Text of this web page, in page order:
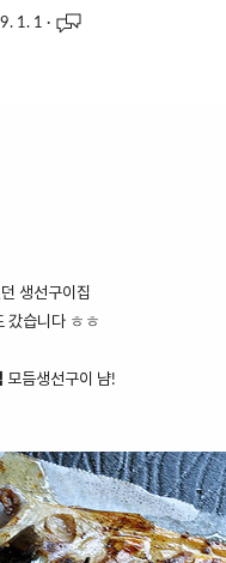
1. 1 ·
생선구이집
갔습니다 ㅎㅎ
모듬생선구이 냠!